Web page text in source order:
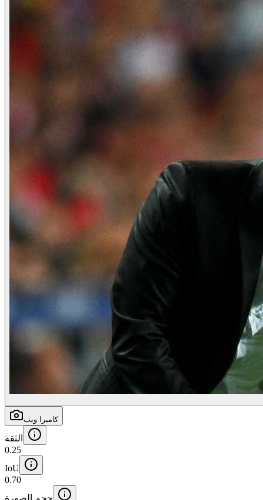
كاميرا ويب
الثقة
0.25
IoU
0.70
حجم الصورة